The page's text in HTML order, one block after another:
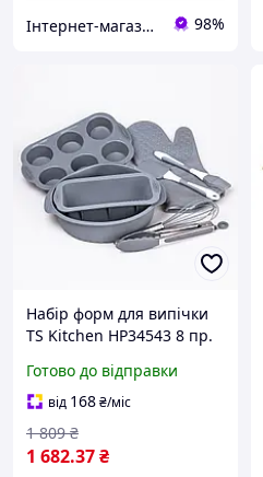
Інтернет-магазин Фаворит 98%
Набір форм для випічки
TS Kitchen HP34543 8 пр.
Готово до відправки
від 168₴/міс
1 682.37₴
1 809 ₴